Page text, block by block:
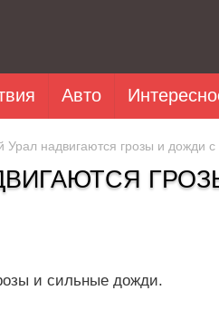
Авто
надвигаются грозы и дожди с
и сильные дожди.